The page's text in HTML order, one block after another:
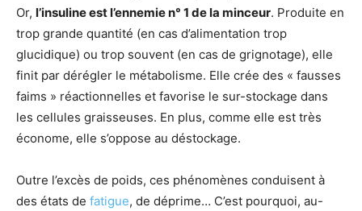
Or, l’insuline est l’ennemie n° 1 de la minceur. Produite en
trop grande quantité (en cas d’alimentation trop
glucidique) ou trop souvent (en cas de grignotage), elle
finit par dérégler le métabolisme. Elle crée des « fausses
faims » réactionnelles et favorise le sur-stockage dans
les cellules graisseuses. En plus, comme elle est très
économe, elle s’oppose au déstockage.
Outre l’excès de poids, ces phénomènes conduisent à
des états de fatigue, de déprime… C’est pourquoi, au-